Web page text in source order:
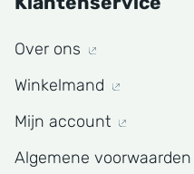
Over ons
Winkelmand
Mijn account
Algemene voorwaarden